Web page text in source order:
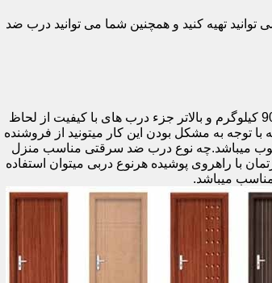
تهیه کنید و همچنین شما می توانید درب ضد
اولین راه وزن درب هست که به صورت کلی درب های کمتر از 60 کیلوگرم جزء درب های بی کیفیت محسوب میشود،70 تا 90 درب های متوسط و درب های 90 کیلوگرم و بالاتر جزء درب های با کیفیت از لحاظ
توجه به مشکل بودن این کار میتونید از فروشنده
میباشد.چه نوع درب ضد سرقتی مناسب منزل
داخل آپارتمان با راهروی پوشیده هرنوع دربی میتوان استفاده
میباشد.